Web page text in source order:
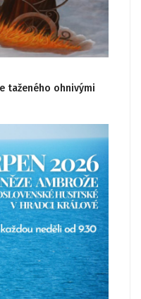
taženého ohnivými